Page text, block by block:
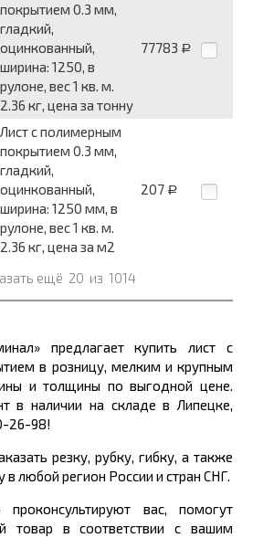
покрытием 0.3 мм,
гладкий,
оцинкованный,
ширина: 1250, в
рулоне, вес 1 кв. м.
2.36 кг, цена за тонну
77783 Р
Лист с полимерным
покрытием 0.3 мм,
гладкий,
оцинкованный,
ширина: 1250 мм, в
рулоне, вес 1 кв. м.
2.36 кг, цена за м2
207 Р
ещё 20 из 1014
предлагает купить лист с
в розницу, мелким и крупным
и толщины по выгодной цене.
в наличии на складе в Липецке,
26-98!
резку, рубку, гибку, а также
любой регион России и стран СНГ.
вас, помогут
товар в соответствии с вашим